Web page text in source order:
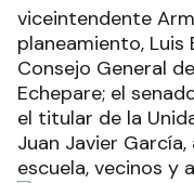
viceintendente
planeamiento,
Consejo General
Echepare; el
el titular de la
Juan Javier
escuela, vecinos y